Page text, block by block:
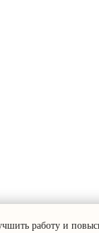
работу и